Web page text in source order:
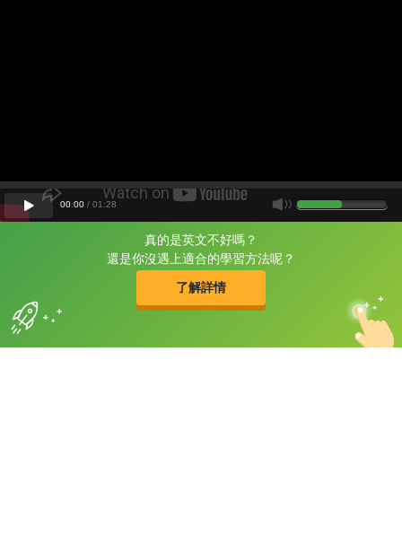
真的是英文不好嗎？
還是你沒遇上適合的學習方法呢？
了解詳情
片尾有
攻其不背
的品牌故事
00:00 / 01 :28